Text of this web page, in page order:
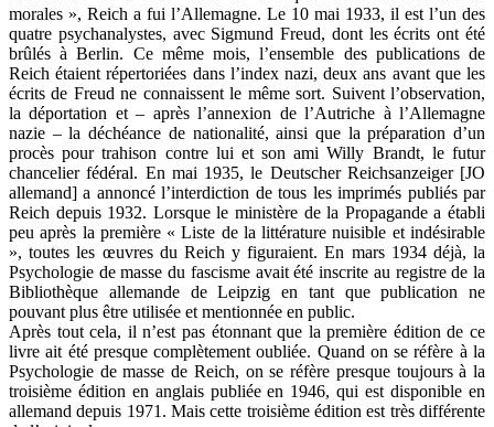
morales », Reich a fui l’Allemagne. Le 10 mai 1933, il est l’un des
quatre psychanalystes, avec Sigmund Freud, dont les écrits ont été
brûlés à Berlin. Ce même mois, l’ensemble des publications de
Reich étaient répertoriées dans l’index nazi, deux ans avant que les
écrits de Freud ne connaissent le même sort. Suivent l’observation,
la déportation et – après l’annexion de l’Autriche à l’Allemagne
nazie – la déchéance de nationalité, ainsi que la préparation d’un
procès pour trahison contre lui et son ami Willy Brandt, le futur
chancelier fédéral. En mai 1935, le Deutscher Reichsanzeiger [JO
allemand] a annoncé l’interdiction de tous les imprimés publiés par
Reich depuis 1932. Lorsque le ministère de la Propagande a établi
peu après la première « Liste de la littérature nuisible et indésirable
», toutes les œuvres du Reich y figuraient. En mars 1934 déjà, la
Psychologie de masse du fascisme avait été inscrite au registre de la
Bibliothèque allemande de Leipzig en tant que publication ne
pouvant plus être utilisée et mentionnée en public.
Après tout cela, il n’est pas étonnant que la première édition de ce
livre ait été presque complètement oubliée. Quand on se réfère à la
Psychologie de masse de Reich, on se réfère presque toujours à la
troisième édition en anglais publiée en 1946, qui est disponible en
allemand depuis 1971. Mais cette troisième édition est très différente